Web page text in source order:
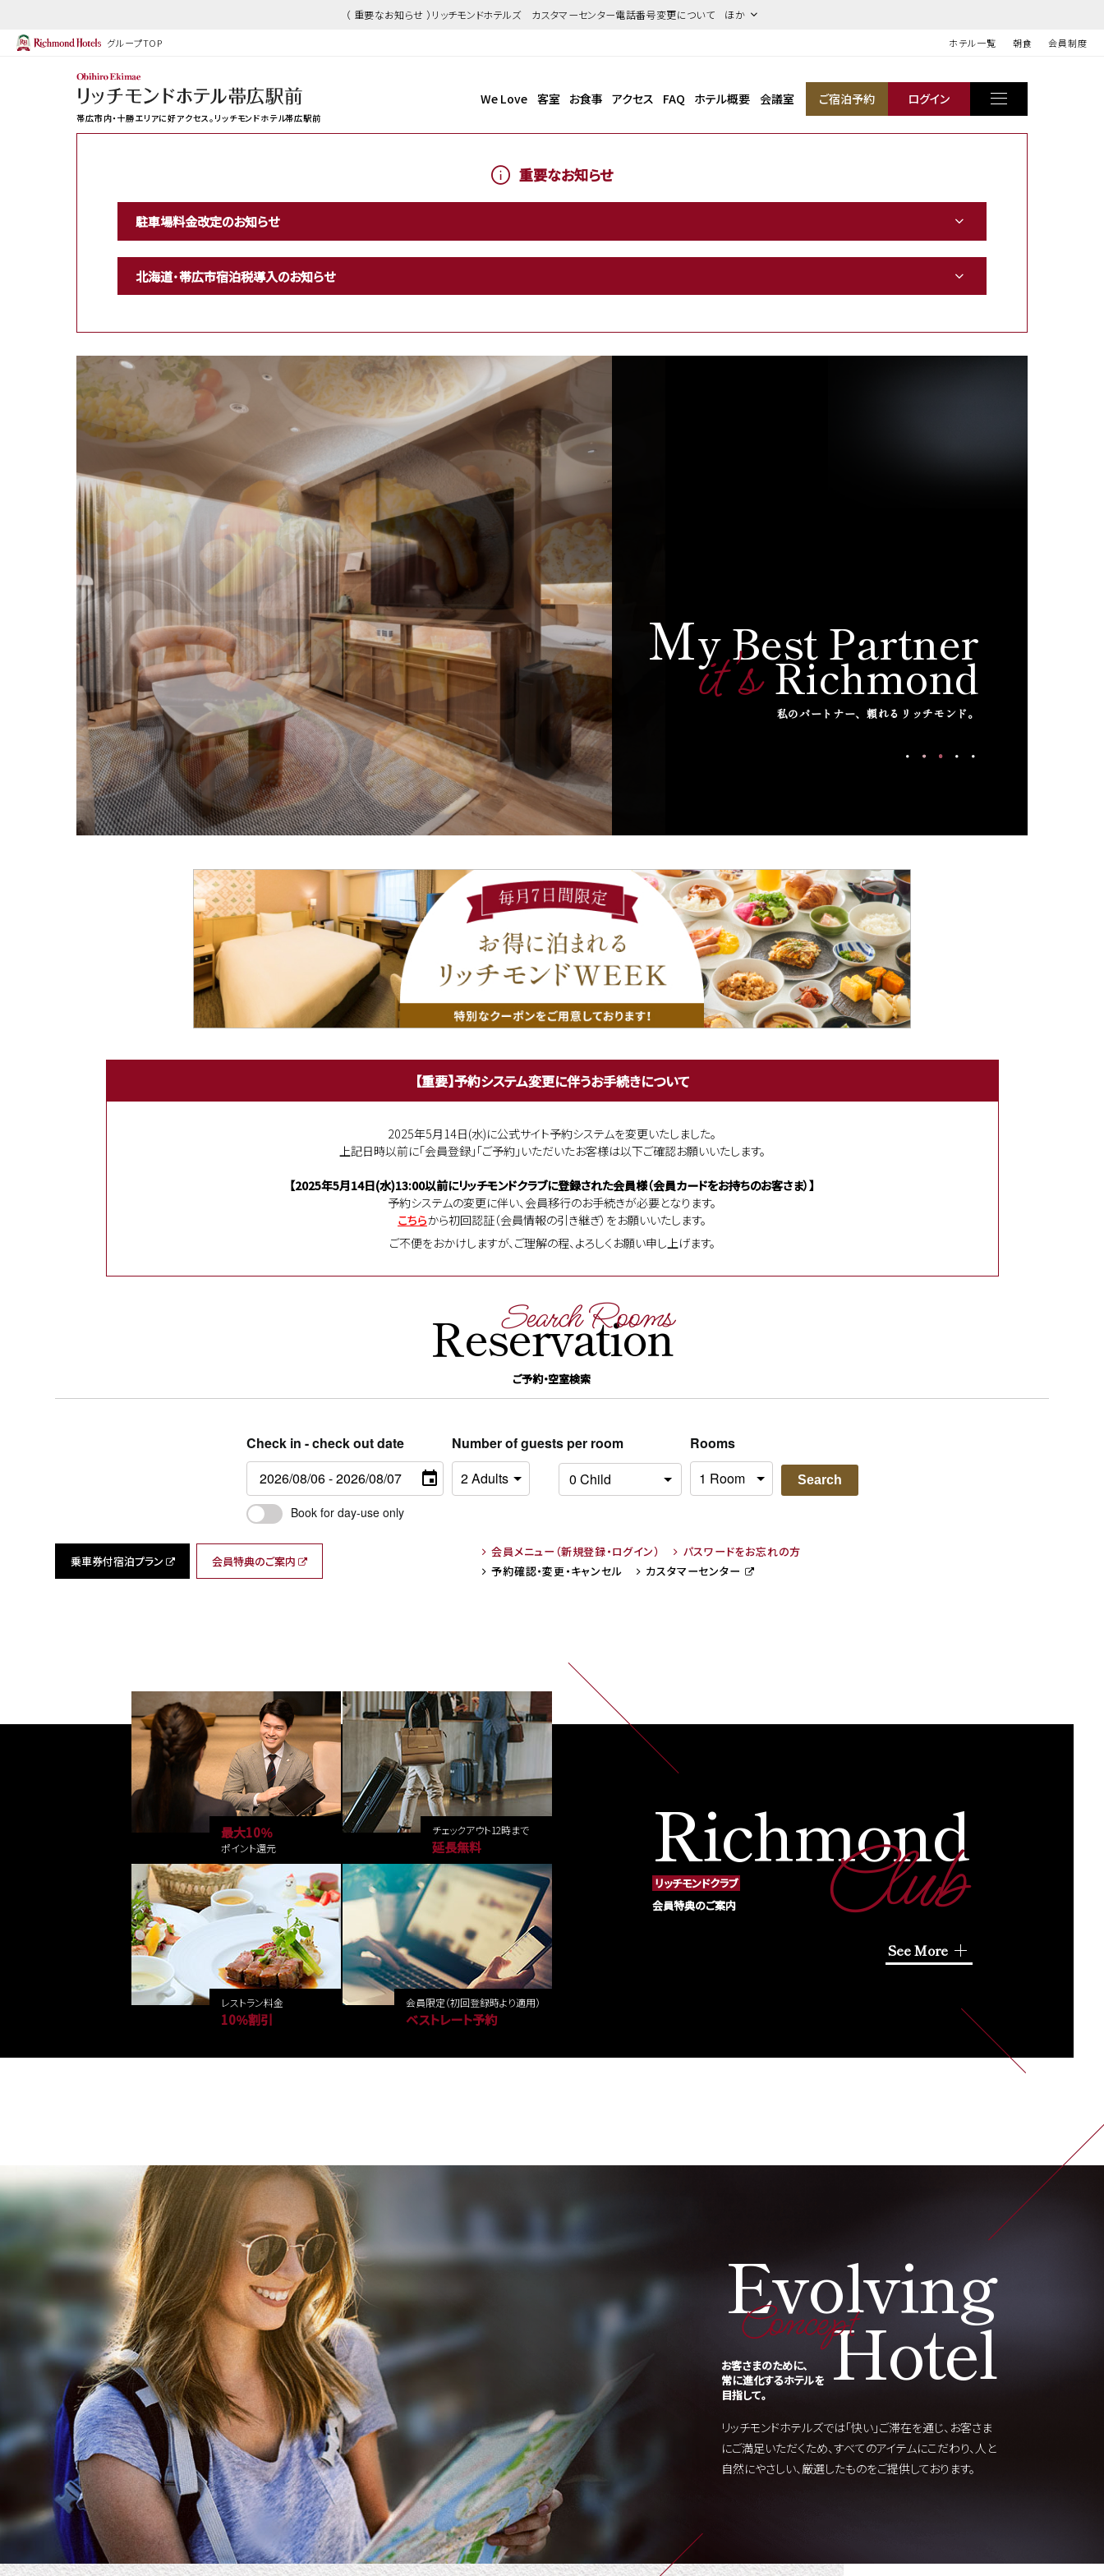
（ 重要なお知らせ ）リッチモンドホテルズ カスタマーセンター電話番号変更について ほか
グループTOP ホテル一覧 朝食 会員制度
帯広市内・十勝エリアに好アクセス。リッチモンドホテル帯広駅前
We Love 客室 お食事 アクセス FAQ ホテル概要 会議室 ご宿泊予約 ログイン
重要なお知らせ
駐車場料金改定のお知らせ
北海道･帯広市宿泊税導入のお知らせ
My Best Partner
it's Richmond
私のパートナー、頼れるリッチモンド。
【重要】予約システム変更に伴うお手続きについて
2025年5月14日(水)に公式サイト予約システムを変更いたしました。
上記日時以前に「会員登録」「ご予約」いただいたお客様は以下ご確認お願いいたします。
【2025年5月14日(水)13:00以前にリッチモンドクラブに登録された会員様（会員カードをお持ちのお客さま）】
予約システムの変更に伴い、会員移行のお手続きが必要となります。
こちらから初回認証（会員情報の引き継ぎ）をお願いいたします。
ご不便をおかけしますが、ご理解の程、よろしくお願い申し上げます。
Reservation
Search Rooms
ご予約・空室検索
Check in - check out date Number of guests per room Rooms
Search
Book for day-use only
乗車券付宿泊プラン 会員特典のご案内
会員メニュー （新規登録・ログイン）
パスワードをお忘れの方
予約確認・変更・キャンセル カスタマーセンター
Richmond
Club
リッチモンドクラブ
会員特典のご案内
See More
最大10％
ポイント還元
チェックアウト12時まで
延長無料
レストラン料金
10％割引
会員限定（初回登録時より適用）
ベストレート予約
Evolving
Hotel
Concept
お客さまのために、
常に進化するホテルを
目指して。
リッチモンドホテルズでは「快い」ご滞在を通じ、お客さま
にご満足いただくため、すべてのアイテムにこだわり、人と
自然にやさしい、厳選したものをご提供しております。